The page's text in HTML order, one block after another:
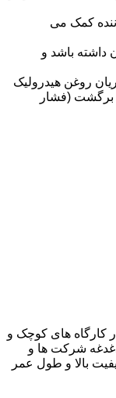
کمک می
داشته باشد و
روغن هیدرولیک
برگشت (فشار
کارگاه های کوچک و
شرکت ها و
بالا و طول عمر